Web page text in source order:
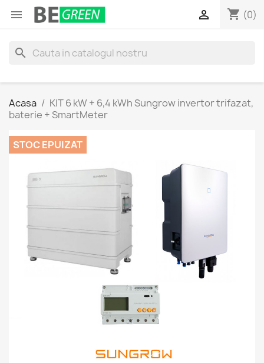
 shopping_cart (0)

search
Acasa
KIT 6 kW + 6,4 kWh Sungrow invertor trifazat,
baterie + SmartMeter
STOC EPUIZAT